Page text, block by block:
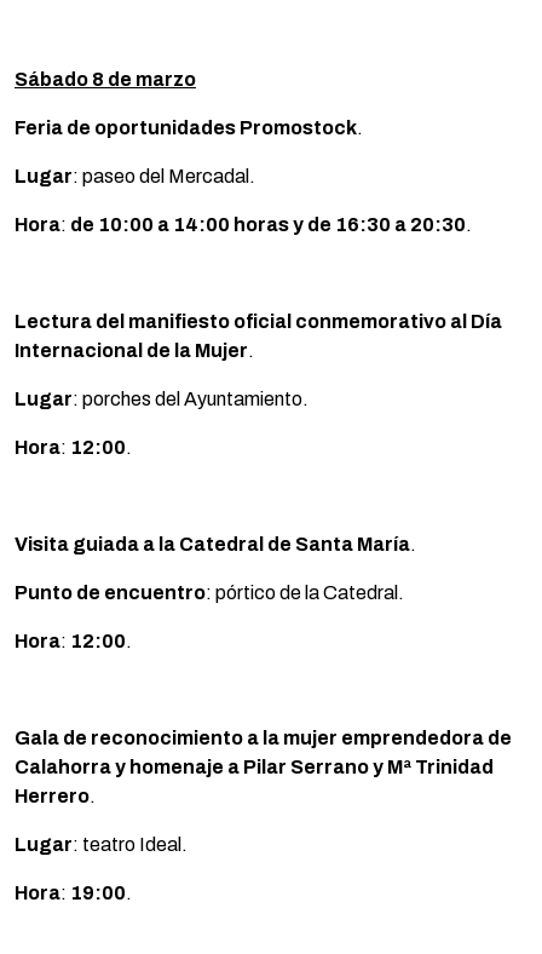
Sábado 8 de marzo
Feria de oportunidades Promostock.
Lugar: paseo del Mercadal.
Hora: de 10:00 a 14:00 horasy de 16:30 a 20:30.
Lectura del manifiesto oficial conmemorativo al Día
Internacional de la Mujer.
Lugar: porches del Ayuntamiento.
Hora: 12:00.
Visita guiada a la Catedral de Santa María.
Punto de encuentro: pórtico de la Catedral.
Hora: 12:00.
Gala de reconocimiento a la mujer emprendedora de
Calahorra y homenaje a Pilar Serrano y Mª Trinidad
Herrero.
Lugar: teatro Ideal.
Hora: 19:00.